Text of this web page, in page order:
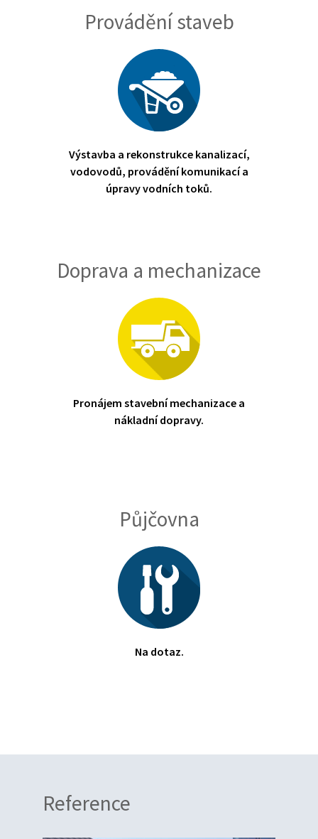
Provádění staveb
Výstavba a rekonstrukce kanalizací,
vodovodů, provádění komunikací a
úpravy vodních toků.
Doprava a mechanizace
Pronájem stavební mechanizace a
nákladní dopravy.
Půjčovna
Na dotaz.
Reference